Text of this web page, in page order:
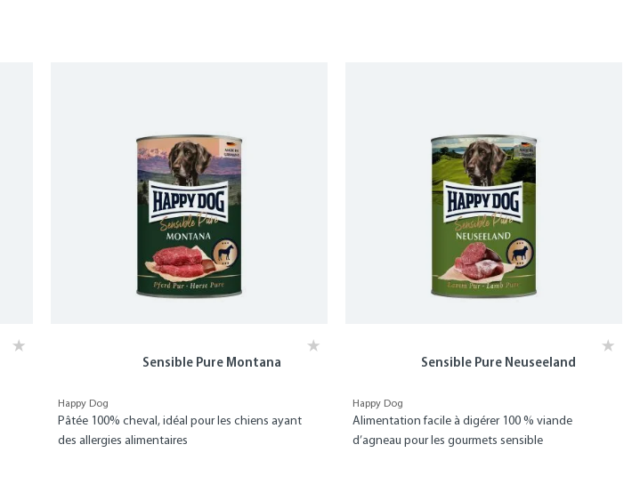
Happy Dog
Sensible Pure Montana
Pâtée 100% cheval, idéal pour les chiens ayant
des allergies alimentaires
Happy Dog
Sensible Pure Neuseeland
Alimentation facile à digérer 100 % viande
d’agneau pour les gourmets sensible